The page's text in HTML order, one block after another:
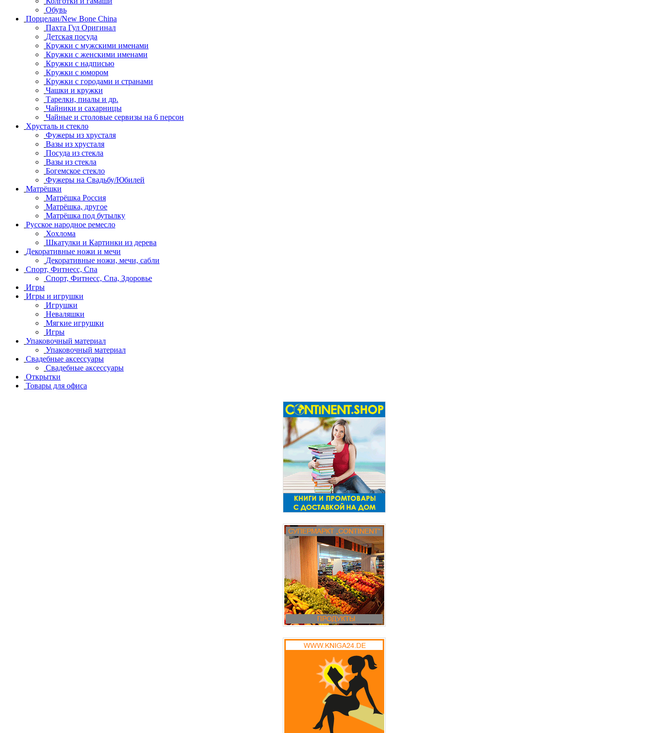
Обувь
Порцелан/New Bone China
Пахта Гул Оригинал
Детская посуда
Кружки с мужскими именами
Кружки с женскими именами
Кружки с надписью
Кружки с юмором
Кружки с городами и странами
Чашки и кружки
Тарелки, пиалы и др.
Чайники и сахарницы
Чайные и столовые сервизы на 6 персон
Хрусталь и стекло
Фужеры из хрусталя
Вазы из хрусталя
Посуда из стекла
Вазы из стекла
Богемское стекло
Фужеры на Свадьбу/Юбилей
Матрёшки
Матрёшка Россия
Матрёшка, другое
Матрёшка под бутылку
Русское народное ремесло
Хохлома
Шкатулки и Картинки из дерева
Декоративные ножи и мечи
Декоративные ножи, мечи, сабли
Спорт, Фитнесс, Спа
Спорт, Фитнесс, Спа, Здоровье
Игры
Игры и игрушки
Игрушки
Неваляшки
Мягкие игрушки
Игры
Упаковочный материал
Упаковочный материал
Свадебные аксессуары
Свадебные аксессуары
Открытки
Товары для офиса